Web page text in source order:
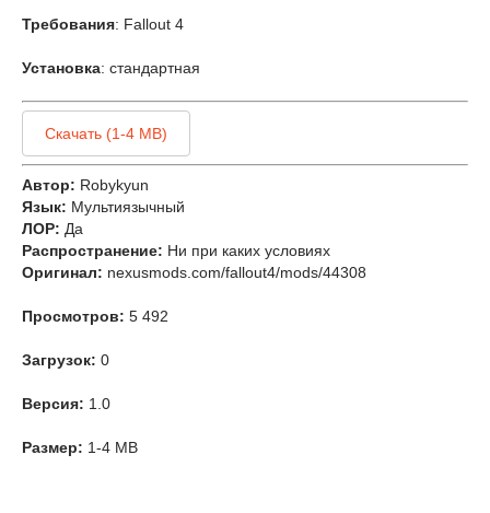
Требования: Fallout 4
Установка: стандартная
Скачать (1-4 MB)
Автор: Robykyun
Язык: Мультиязычный
ЛОР: Да
Распространение: Ни при каких условиях
Оригинал: nexusmods.com/fallout4/mods/44308
Просмотров: 5 492
Загрузок: 0
Версия: 1.0
Размер: 1-4 MB